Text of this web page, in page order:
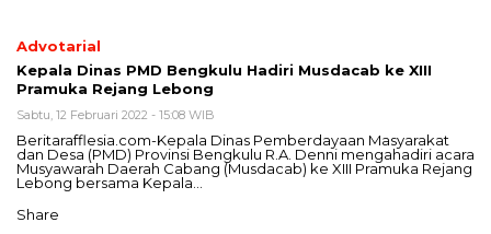
Advotarial
Kepala Dinas PMD Bengkulu Hadiri Musdacab ke XIII
Pramuka Rejang Lebong
Sabtu, 12 Februari 2022 - 15:08 WIB
Beritarafflesia.com-Kepala Dinas Pemberdayaan Masyarakat
dan Desa (PMD) Provinsi Bengkulu R.A. Denni mengahadiri acara
Musyawarah Daerah Cabang (Musdacab) ke XIII Pramuka Rejang
Lebong bersama Kepala…
Share